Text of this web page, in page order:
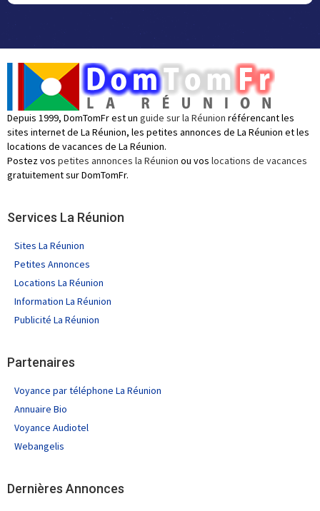
Depuis 1999, DomTomFr est un guide sur la Réunion référencant les
sites internet de La Réunion, les petites annonces de La Réunion et les
locations de vacances de La Réunion.
Postez vos petites annonces la Réunion ou vos locations de vacances
gratuitement sur DomTomFr.
Services La Réunion
Sites La Réunion
Petites Annonces
Locations La Réunion
Information La Réunion
Publicité La Réunion
Partenaires
Voyance par téléphone La Réunion
Annuaire Bio
Voyance Audiotel
Webangelis
Dernières Annonces